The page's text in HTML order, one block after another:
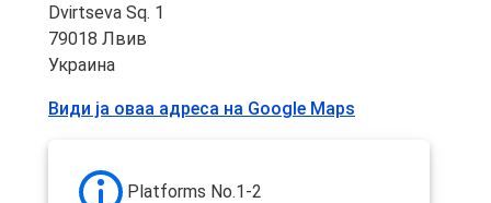
Dvirtseva Sq. 1
79018 Лвив
Украина
Види ја оваа адреса на Google Maps
Platforms No.1-2